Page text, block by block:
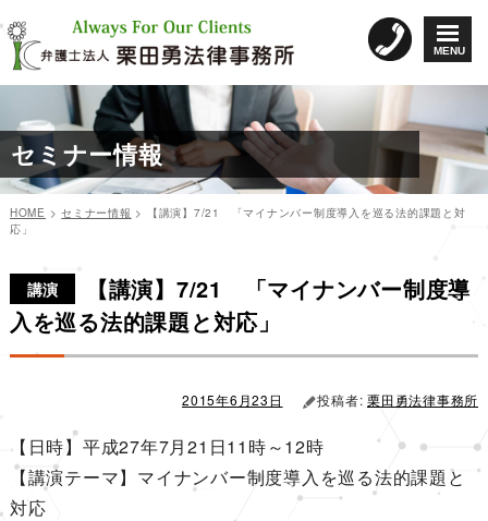
MENU
ン
テ
ン
へ
ス
キ
ッ
プ
セミナー情報
HOME >セミナー情報 >
【講演】7/21 「マイナンバー制度導入を巡る法的課題と対
応」
講演
【講演】7/21 「マイナンバー制度導
入を巡る法的課題と対応」
日:
2015年6月23日 投稿者:栗田勇法律事務所
【日時】平成27年7月21日11時～12時
【講演テーマ】マイナンバー制度導入を巡る法的課題と
対応
ゴ
リ
ー
稿
ナ
ビ
ョ
ン